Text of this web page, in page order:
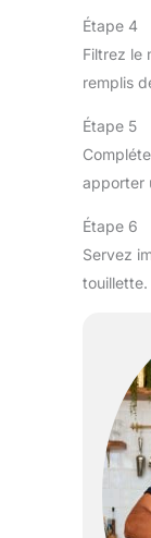
Étape 4
Filtrez le
remplis
Étape 5
apporter
Étape 6
Servez
touillette.